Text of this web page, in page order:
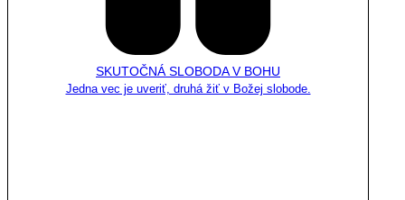
SKUTOČNÁ SLOBODA V BOHU
Jedna vec je uveriť, druhá žiť v Božej slobode.